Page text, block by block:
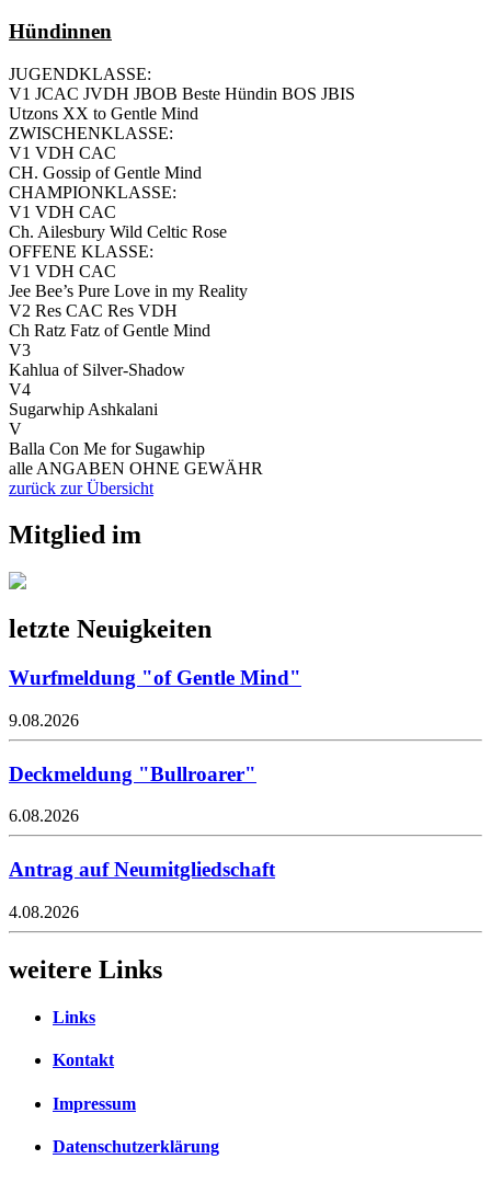
Hündinnen
JUGENDKLASSE:
V1 JCAC JVDH JBOB Beste Hündin BOS JBIS
Utzons XX to Gentle Mind
ZWISCHENKLASSE:
V1 VDH CAC
CH. Gossip of Gentle Mind
CHAMPIONKLASSE:
V1 VDH CAC
Ch. Ailesbury Wild Celtic Rose
OFFENE KLASSE:
V1 VDH CAC
Jee Bee’s Pure Love in my Reality
V2 Res CAC Res VDH
Ch Ratz Fatz of Gentle Mind
V3
Kahlua of Silver-Shadow
V4
Sugarwhip Ashkalani
V
Balla Con Me for Sugawhip
alle ANGABEN OHNE GEWÄHR
zurück zur Übersicht
Mitglied im
letzte Neuigkeiten
Wurfmeldung "of Gentle Mind"
9.08.2026
Deckmeldung "Bullroarer"
6.08.2026
Antrag auf Neumitgliedschaft
4.08.2026
weitere Links
Links
Kontakt
Impressum
Datenschutzerklärung